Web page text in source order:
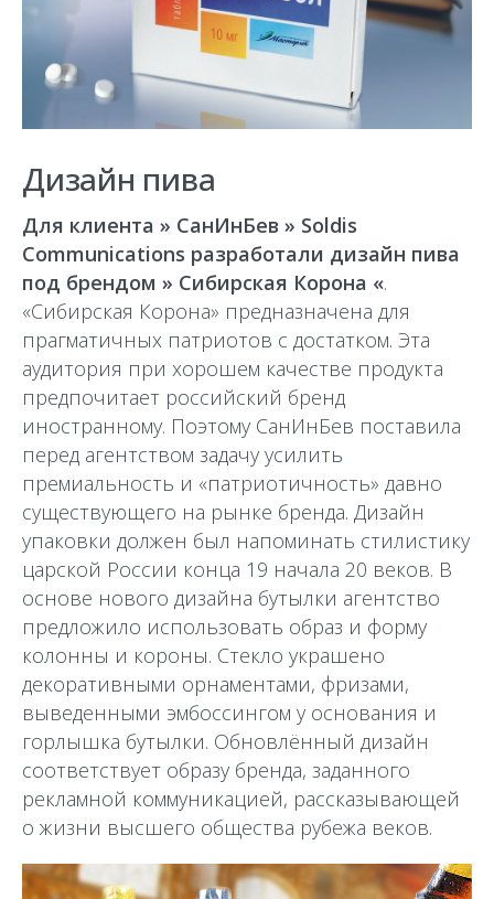
Дизайн пива
Для клиента » СанИнБев » Soldis
Communications разработали дизайн пива
под брендом » Сибирская Корона «.
«Сибирская Корона» предназначена для
прагматичных патриотов с достатком. Эта
аудитория при хорошем качестве продукта
предпочитает российский бренд
иностранному. Поэтому СанИнБев поставила
перед агентством задачу усилить
премиальность и «патриотичность» давно
существующего на рынке бренда. Дизайн
упаковки должен был напоминать стилистику
царской России конца 19 начала 20 веков. В
основе нового дизайна бутылки агентство
предложило использовать образ и форму
колонны и короны. Стекло украшено
декоративными орнаментами, фризами,
выведенными эмбоссингом у основания и
горлышка бутылки. Обновлённый дизайн
соответствует образу бренда, заданного
рекламной коммуникацией, рассказывающей
о жизни высшего общества рубежа веков.